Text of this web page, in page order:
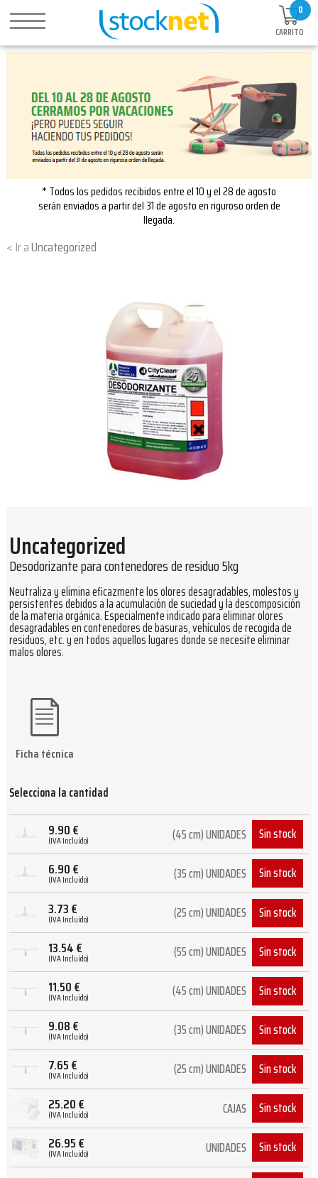
0
CARRITO
* Todos los pedidos recibidos entre el 10 y el 28 de agosto
serán enviados a partir del 31 de agosto en riguroso orden de
llegada.
Uncategorized
Uncategorized
Desodorizante para contenedores de residuo 5kg
Neutraliza y elimina eficazmente los olores desagradables, molestos y
persistentes debidos a la acumulación de suciedad y la descomposición
de la materia orgánica. Especialmente indicado para eliminar olores
desagradables en contenedores de basuras, vehículos de recogida de
residuos, etc. y en todos aquellos lugares donde se necesite eliminar
malos olores.
Selecciona la cantidad
9.90€
(IVA Incluido) (45 cm) UNIDADES Sin stock
6.90€
(IVA Incluido) (35 cm) UNIDADES Sin stock
3.73€
(IVA Incluido) (25 cm) UNIDADES Sin stock
13.54€
(IVA Incluido) (55 cm) UNIDADES Sin stock
11.50€
(IVA Incluido) (45 cm) UNIDADES Sin stock
9.08€
(IVA Incluido) (35 cm) UNIDADES Sin stock
7.65€
(IVA Incluido) (25 cm) UNIDADES Sin stock
25.20€
(IVA Incluido) CAJAS Sin stock
26.95€
(IVA Incluido) UNIDADES Sin stock
Ficha técnica